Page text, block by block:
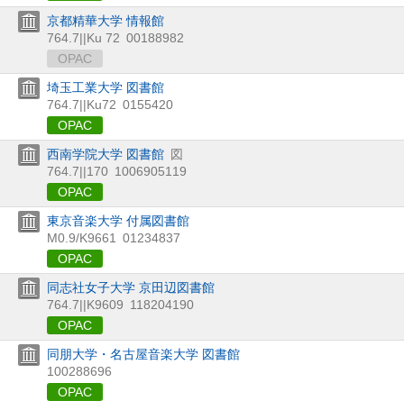
京都精華大学 情報館
764.7||Ku 72 00188982
OPAC
埼玉工業大学 図書館
764.7||Ku72 0155420
OPAC
西南学院大学 図書館 図
764.7||170 1006905119
OPAC
東京音楽大学 付属図書館
M0.9/K9661
01234837
OPAC
同志社女子大学 京田辺図書館
764.7||K9609 118204190
OPAC
同朋大学・名古屋音楽大学 図書館
100288696
OPAC